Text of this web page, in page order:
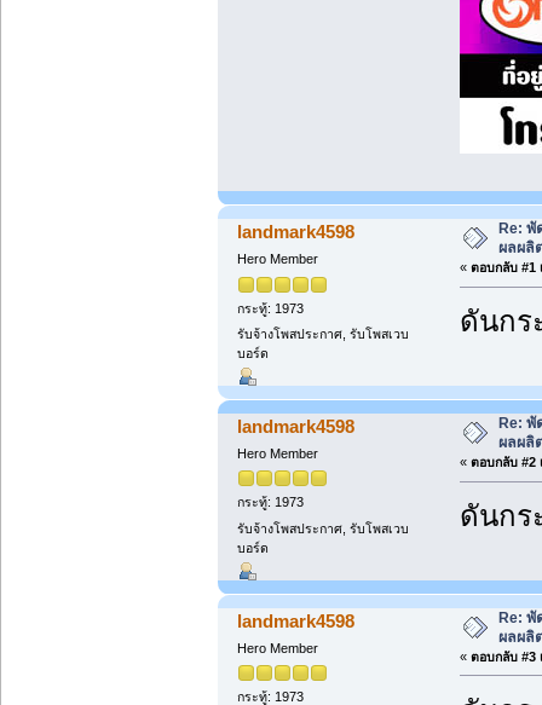
landmark4598
Hero Member
กระทู้: 1973
รับจ้างโพสประกาศ, รับโพสเวบ
บอร์ด
Re:
ผลผลิ
« ตอบกลับ #1
ดันกร
landmark4598
Hero Member
กระทู้: 1973
รับจ้างโพสประกาศ, รับโพสเวบ
บอร์ด
Re:
ผลผลิ
« ตอบกลับ #2
ดันกร
landmark4598
Hero Member
กระทู้: 1973
Re:
ผลผลิ
« ตอบกลับ #3